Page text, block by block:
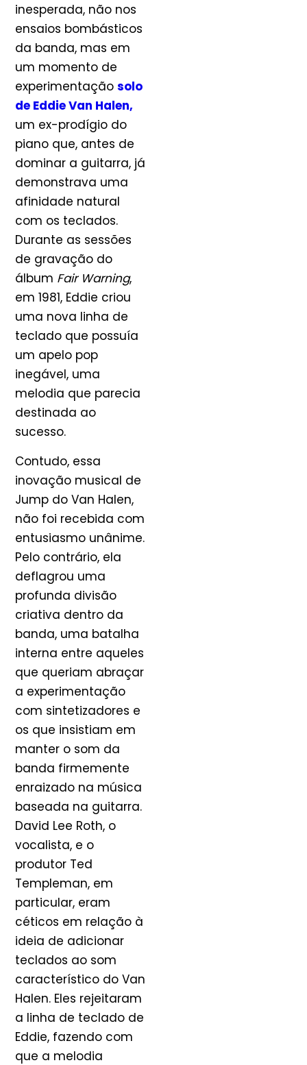
inesperada, não nos
ensaios bombásticos
da banda, mas em
um momento de
experimentação solo
de Eddie Van Halen,
um ex-prodígio do
piano que, antes de
dominar a guitarra, já
demonstrava uma
afinidade natural
com os teclados.
Durante as sessões
de gravação do
álbum Fair Warning,
em 1981, Eddie criou
uma nova linha de
teclado que possuía
um apelo pop
inegável, uma
melodia que parecia
destinada ao
sucesso.
Contudo, essa
inovação musical de
Jump do Van Halen,
não foi recebida com
entusiasmo unânime.
Pelo contrário, ela
deflagrou uma
profunda divisão
criativa dentro da
banda, uma batalha
interna entre aqueles
que queriam abraçar
a experimentação
com sintetizadores e
os que insistiam em
manter o som da
banda firmemente
enraizado na música
baseada na guitarra.
David Lee Roth, o
vocalista, e o
produtor Ted
Templeman, em
particular, eram
céticos em relação à
ideia de adicionar
teclados ao som
característico do Van
Halen. Eles rejeitaram
a linha de teclado de
Eddie, fazendo com
que a melodia